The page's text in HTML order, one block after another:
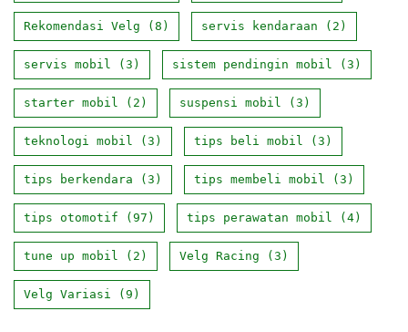
Rekomendasi Velg (8) servis kendaraan (2)
servis mobil (3) sistem pendingin mobil (3)
starter mobil (2) suspensi mobil (3)
teknologi mobil (3) tips beli mobil (3)
tips berkendara (3) tips membeli mobil (3)
tips otomotif (97) tips perawatan mobil (4)
tune up mobil (2) Velg Racing (3)
Velg Variasi (9)